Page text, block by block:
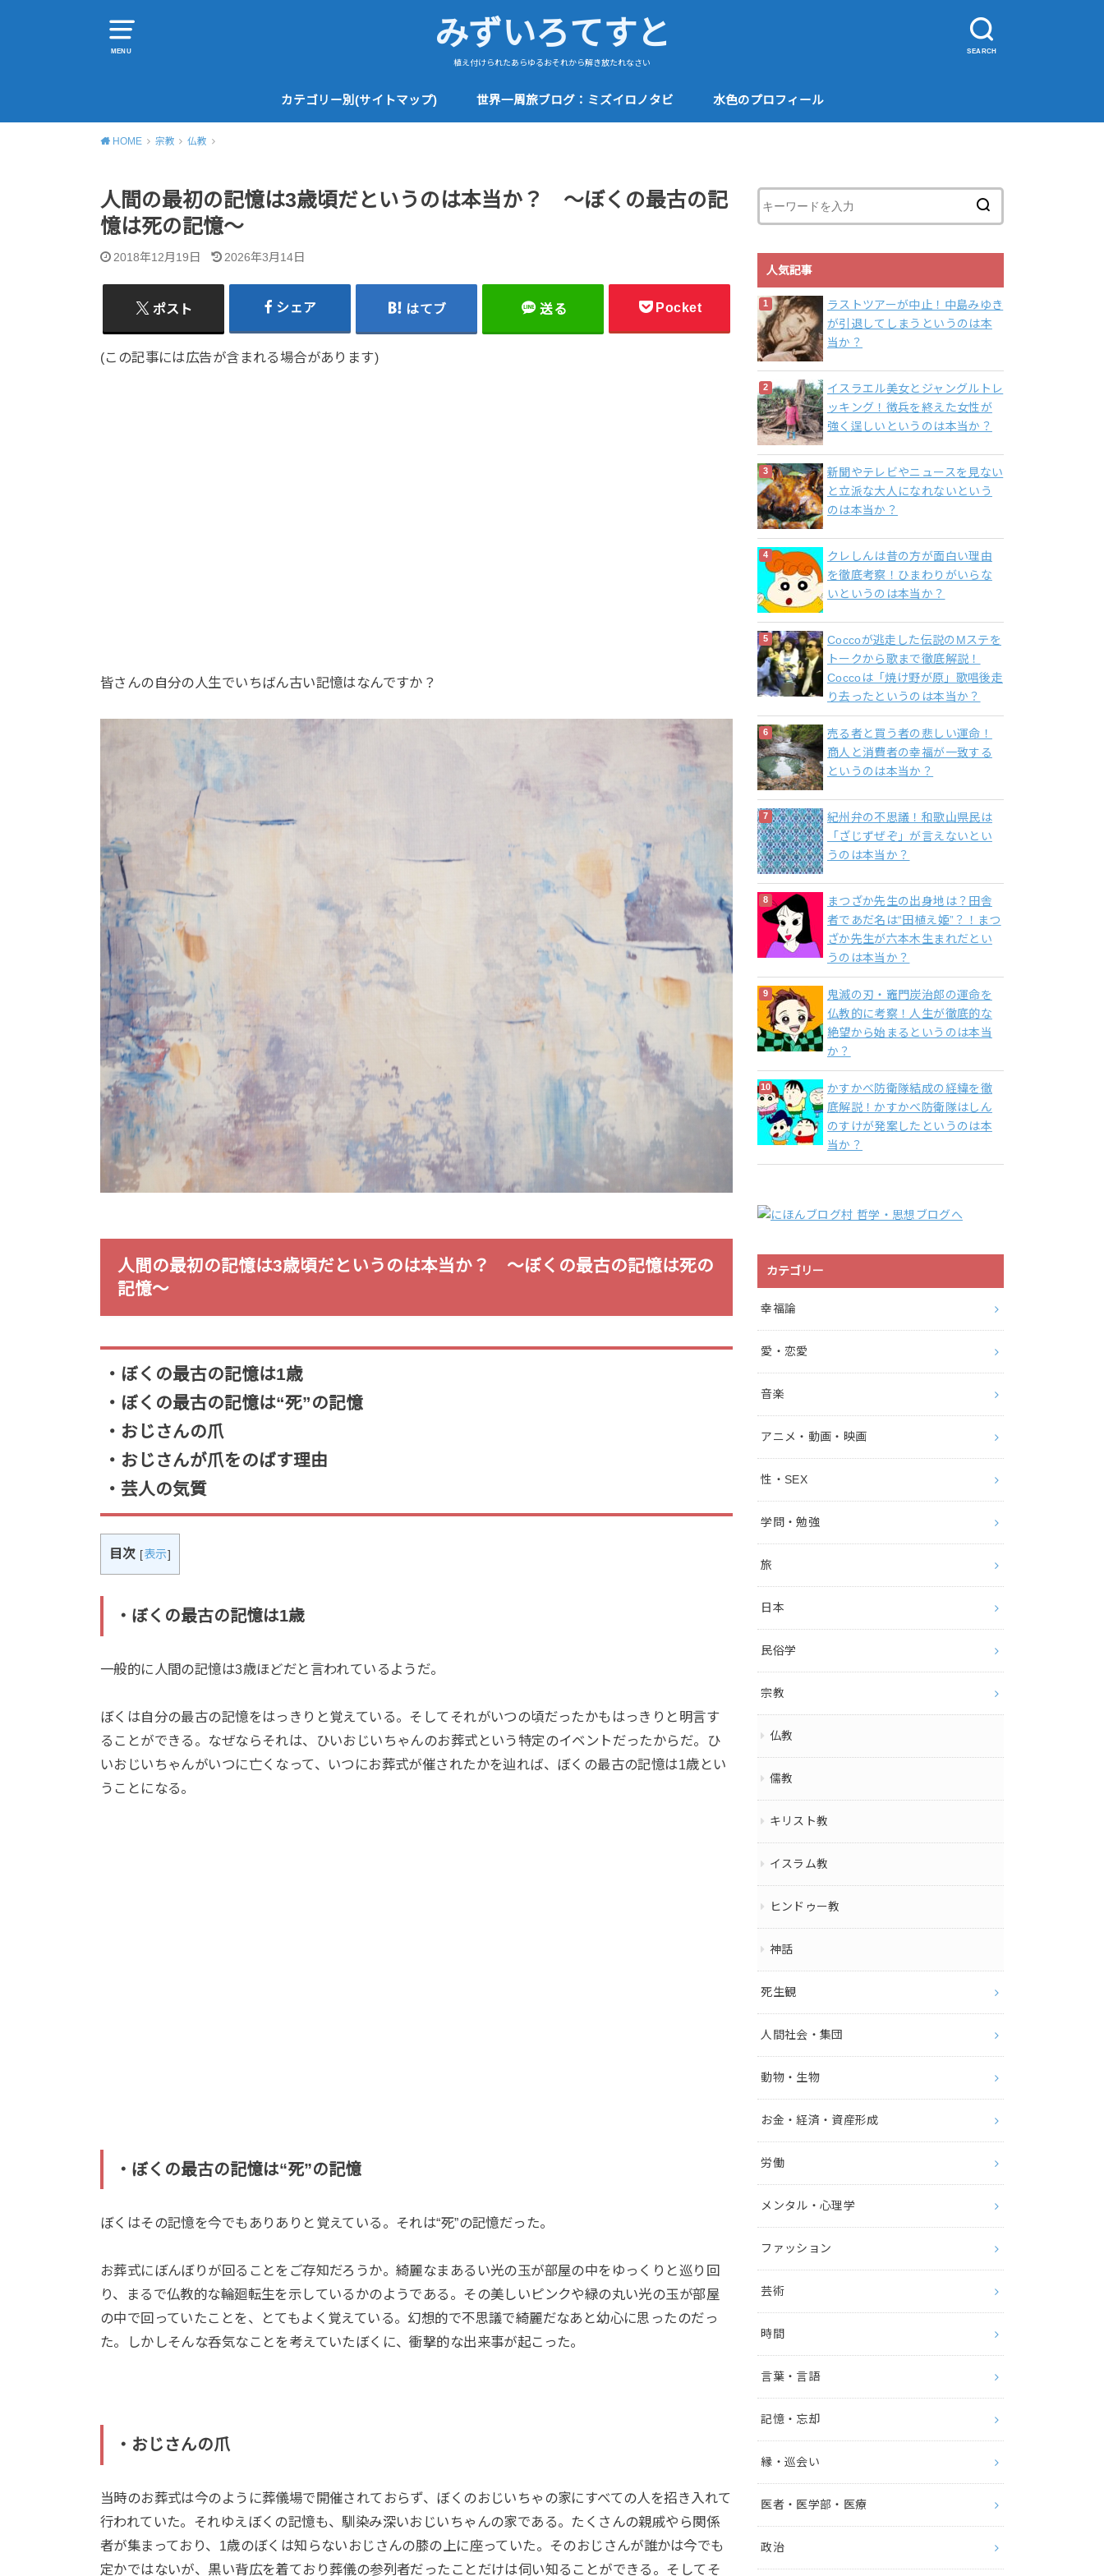
MENU SEARCH
みずいろてすと
植え付けられたあらゆるおそれから解き放たれなさい
カテゴリー別(サイトマップ) 世界一周旅ブログ：ミズイロノタビ 水色のプロフィール
HOME 宗教 仏教
人間の最初の記憶は3歳頃だというのは本当か？ 〜ぼくの最古の記
憶は死の記憶〜
2018年12月19日 2026年3月14日
ポスト シェア はてブ 送る Pocket
(この記事には広告が含まれる場合があります)
皆さんの自分の人生でいちばん古い記憶はなんですか？
人間の最初の記憶は3歳頃だというのは本当か？ 〜ぼくの最古の記憶は死の
記憶〜
・ぼくの最古の記憶は1歳
・ぼくの最古の記憶は“死”の記憶
・おじさんの爪
・おじさんが爪をのばす理由
・芸人の気質
目次 [表示]
・ぼくの最古の記憶は1歳
一般的に人間の記憶は3歳ほどだと言われているようだ。
ぼくは自分の最古の記憶をはっきりと覚えている。そしてそれがいつの頃だったかもはっきりと明言す
ることができる。なぜならそれは、ひいおじいちゃんのお葬式という特定のイベントだったからだ。ひ
いおじいちゃんがいつに亡くなって、いつにお葬式が催されたかを辿れば、ぼくの最古の記憶は1歳とい
うことになる。
・ぼくの最古の記憶は“死”の記憶
ぼくはその記憶を今でもありありと覚えている。それは“死”の記憶だった。
お葬式にぼんぼりが回ることをご存知だろうか。綺麗なまあるい光の玉が部屋の中をゆっくりと巡り回
り、まるで仏教的な輪廻転生を示しているかのようである。その美しいピンクや緑の丸い光の玉が部屋
の中で回っていたことを、とてもよく覚えている。幻想的で不思議で綺麗だなあと幼心に思ったのだっ
た。しかしそんな呑気なことを考えていたぼくに、衝撃的な出来事が起こった。
・おじさんの爪
当時のお葬式は今のように葬儀場で開催されておらず、ぼくのおじいちゃの家にすべての人を招き入れて
行われていた。それゆえぼくの記憶も、馴染み深いおじいちゃんの家である。たくさんの親戚やら関係
者が集まっており、1歳のぼくは知らないおじさんの膝の上に座っていた。そのおじさんが誰かは今でも
定かではないが、黒い背広を着ており葬儀の参列者だったことだけは伺い知ることができる。そしてそ
人気記事
ラストツアーが中止！中島みゆき
が引退してしまうというのは本
当か？
イスラエル美女とジャングルトレ
ッキング！徴兵を終えた女性が
強く逞しいというのは本当か？
新聞やテレビやニュースを見ない
と立派な大人になれないという
のは本当か？
クレしんは昔の方が面白い理由
を徹底考察！ひまわりがいらな
いというのは本当か？
Coccoが逃走した伝説のMステを
トークから歌まで徹底解説！
Coccoは「焼け野が原」歌唱後走
り去ったというのは本当か？
売る者と買う者の悲しい運命！
商人と消費者の幸福が一致する
というのは本当か？
紀州弁の不思議！和歌山県民は
「ざじずぜぞ」が言えないとい
うのは本当か？
まつざか先生の出身地は？田舎
者であだ名は“田植え姫”？！まつ
ざか先生が六本木生まれだとい
うのは本当か？
鬼滅の刃・竈門炭治郎の運命を
仏教的に考察！人生が徹底的な
絶望から始まるというのは本当
か？
かすかべ防衛隊結成の経緯を徹
底解説！かすかべ防衛隊はしん
のすけが発案したというのは本
当か？
カテゴリー
幸福論
愛・恋愛
音楽
アニメ・動画・映画
性・SEX
学問・勉強
旅
日本
民俗学
宗教
仏教
儒教
キリスト教
イスラム教
ヒンドゥー教
神話
死生観
人間社会・集団
動物・生物
お金・経済・資産形成
労働
メンタル・心理学
ファッション
芸術
時間
言葉・言語
記憶・忘却
縁・巡会い
医者・医学部・医療
政治